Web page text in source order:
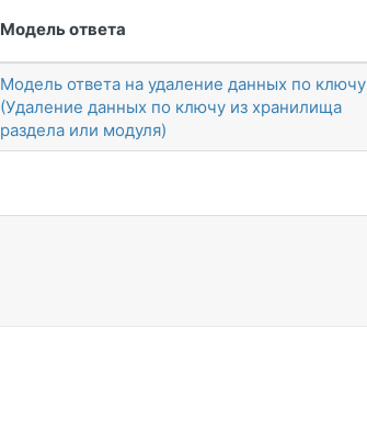
Модель ответа
Модель ответа на удаление данных по ключу
(Удаление данных по ключу из хранилища
раздела или модуля)